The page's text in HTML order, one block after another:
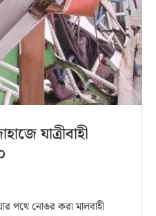
যাত্রীবাহী
পথে নোঙর করা মালবাহী